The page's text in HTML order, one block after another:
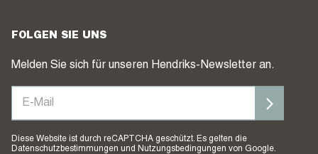
FOLGEN SIE UNS
Melden Sie sich für unseren Hendriks-Newsletter an.
Diese Website ist durch reCAPTCHA geschützt. Es gelten die
Datenschutzbestimmungen und Nutzungsbedingungen von Google.